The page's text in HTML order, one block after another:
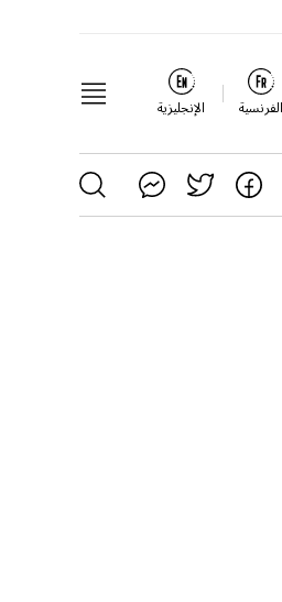
الفرنسية الإنجليزية